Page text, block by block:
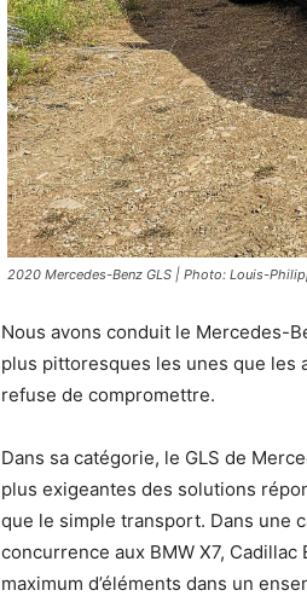
2020 Mercedes-Benz GLS | Photo: Louis-
Nous avons conduit le Mercedes-
plus pittoresques les unes que les
refuse de compromettre.
Dans sa catégorie, le GLS de
plus exigeantes des solutions
que le simple transport. Dans une
concurrence aux BMW X7,
maximum d’éléments dans un